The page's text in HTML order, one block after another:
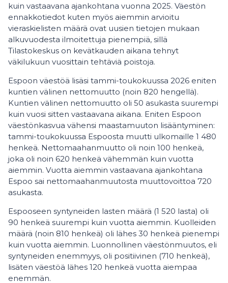
kuin vastaavana ajankohtana vuonna 2025. Väestön
ennakkotiedot kuten myös aiemmin arvioitu
vieraskielisten määrä ovat uusien tietojen mukaan
alkuvuodesta ilmoitettuja pienempiä, sillä
Tilastokeskus on kevätkauden aikana tehnyt
väkilukuun vuosittain tehtäviä poistoja.
Espoon väestöä lisäsi tammi-toukokuussa 2026 eniten
kuntien välinen nettomuutto (noin 820 hengellä).
Kuntien välinen nettomuutto oli 50 asukasta suurempi
kuin vuosi sitten vastaavana aikana. Eniten Espoon
väestönkasvua vähensi maastamuuton lisääntyminen:
tammi-toukokuussa Espoosta muutti ulkomaille 1 480
henkeä. Nettomaahanmuutto oli noin 100 henkeä,
joka oli noin 620 henkeä vähemmän kuin vuotta
aiemmin. Vuotta aiemmin vastaavana ajankohtana
Espoo sai nettomaahanmuutosta muuttovoittoa 720
asukasta.
Espooseen syntyneiden lasten määrä (1 520 lasta) oli
90 henkeä suurempi kuin vuotta aiemmin. Kuolleiden
määrä (noin 810 henkeä) oli lähes 30 henkeä pienempi
kuin vuotta aiemmin. Luonnollinen väestönmuutos, eli
syntyneiden enemmyys, oli positiivinen (710 henkeä),
lisäten väestöä lähes 120 henkeä vuotta aiempaa
enemmän.